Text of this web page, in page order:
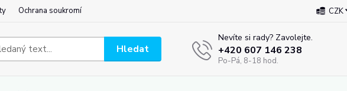
Ochrana soukromí CZK
Hledat
Nevíte si rady? Zavolejte.
+420 607 146 238
Po-Pá, 8-18 hod.